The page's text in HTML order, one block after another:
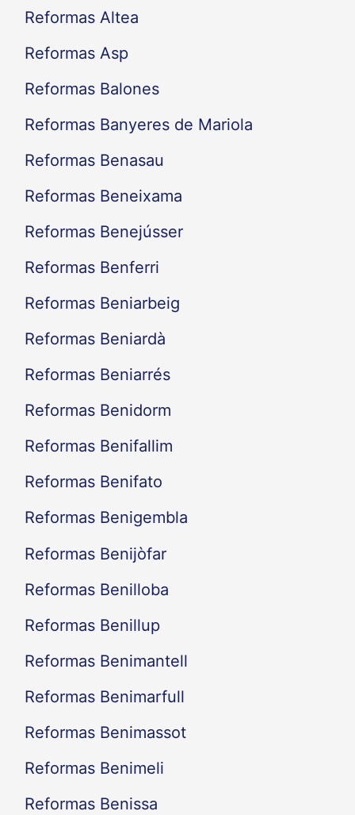
Reformas Altea
Reformas Asp
Reformas Balones
Reformas Banyeres de Mariola
Reformas Benasau
Reformas Beneixama
Reformas Benejússer
Reformas Benferri
Reformas Beniarbeig
Reformas Beniardà
Reformas Beniarrés
Reformas Benidorm
Reformas Benifallim
Reformas Benifato
Reformas Benigembla
Reformas Benijòfar
Reformas Benilloba
Reformas Benillup
Reformas Benimantell
Reformas Benimarfull
Reformas Benimassot
Reformas Benimeli
Reformas Benissa